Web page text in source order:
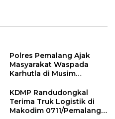
Polres Pemalang Ajak
Masyarakat Waspada
Karhutla di Musim
KDMP Randudongkal
Terima Truk Logistik di
Makodim 0711/Pemalang